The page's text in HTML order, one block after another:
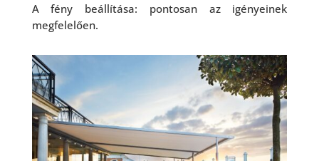
A fény beállítása: pontosan az igényeinek
megfelelően.